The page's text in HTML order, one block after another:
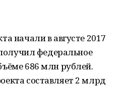
начали в августе 2017
федеральное
686 млн рублей.
составляет 2 млрд